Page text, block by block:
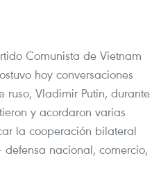
Comunista de Vietnam
hoy conversaciones
ruso, Vladimir Putin, durante
y acordaron varias
la cooperación bilateral
nacional, comercio,